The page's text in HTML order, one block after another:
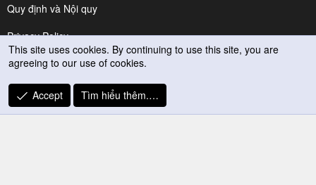
Quy định và Nội quy
Privacy Policy
Trợ giúp
R
S
This site uses cookies. By continuing to use this site, you are
agreeing to our use of cookies.
Accept Tìm hiểu thêm.…